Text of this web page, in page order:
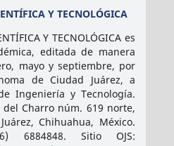
Y TECNOLÓGICA
Y TECNOLÓGICA es
editada de manera
mayo y septiembre, por
de Ciudad Juárez, a
Ingeniería y Tecnología.
del Charro núm. 619 norte,
Chihuahua, México.
6884848. Sitio OJS: